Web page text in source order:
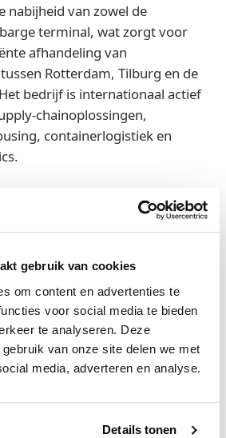
gebruik van cookies
om content en advertenties te
voor social media te bieden
te analyseren. Deze
van onze site delen we met
media, adverteren en analyse.
Details tonen
nabijheid van zowel de
terminal, wat zorgt voor
afhandeling van
Rotterdam, Tilburg en de
bedrijf is internationaal actief
containerlogistiek en
bij de transactie geadviseerd
estate partners.
voor licentiehouders